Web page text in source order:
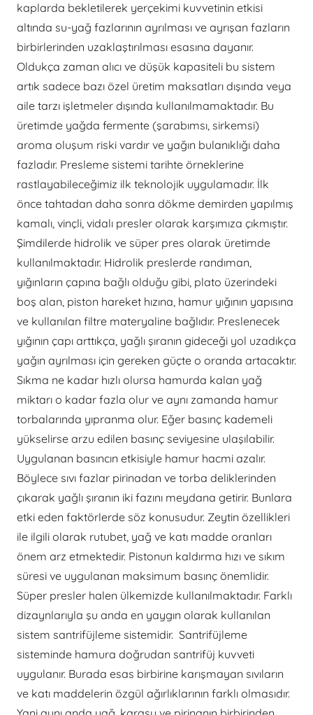
kaplarda bekletilerek yerçekimi kuvvetinin etkisi
altında su-yağ fazlarının ayrılması ve ayrışan fazların
birbirlerinden uzaklaştırılması esasına dayanır.
Oldukça zaman alıcı ve düşük kapasiteli bu sistem
artık sadece bazı özel üretim maksatları dışında veya
aile tarzı işletmeler dışında kullanılmamaktadır. Bu
üretimde yağda fermente (şarabımsı, sirkemsi)
aroma oluşum riski vardır ve yağın bulanıklığı daha
fazladır. Presleme sistemi tarihte örneklerine
rastlayabileceğimiz ilk teknolojik uygulamadır. İlk
önce tahtadan daha sonra dökme demirden yapılmış
kamalı, vinçli, vidalı presler olarak karşımıza çıkmıştır.
Şimdilerde hidrolik ve süper pres olarak üretimde
kullanılmaktadır. Hidrolik preslerde randıman,
yığınların çapına bağlı olduğu gibi, plato üzerindeki
boş alan, piston hareket hızına, hamur yığının yapısına
ve kullanılan filtre materyaline bağlıdır. Preslenecek
yığının çapı arttıkça, yağlı şıranın gideceği yol uzadıkça
yağın ayrılması için gereken güçte o oranda artacaktır.
Sıkma ne kadar hızlı olursa hamurda kalan yağ
miktarı o kadar fazla olur ve aynı zamanda hamur
torbalarında yıpranma olur. Eğer basınç kademeli
yükselirse arzu edilen basınç seviyesine ulaşılabilir.
Uygulanan basıncın etkisiyle hamur hacmi azalır.
Böylece sıvı fazlar pirinadan ve torba deliklerinden
çıkarak yağlı şıranın iki fazını meydana getirir. Bunlara
etki eden faktörlerde söz konusudur. Zeytin özellikleri
ile ilgili olarak rutubet, yağ ve katı madde oranları
önem arz etmektedir. Pistonun kaldırma hızı ve sıkım
süresi ve uygulanan maksimum basınç önemlidir.
Süper presler halen ülkemizde kullanılmaktadır. Farklı
dizaynlarıyla şu anda en yaygın olarak kullanılan
sistem santrifüjleme sistemidir. Santrifüjleme
sisteminde hamura doğrudan santrifüj kuvveti
uygulanır. Burada esas birbirine karışmayan sıvıların
ve katı maddelerin özgül ağırlıklarının farklı olmasıdır.